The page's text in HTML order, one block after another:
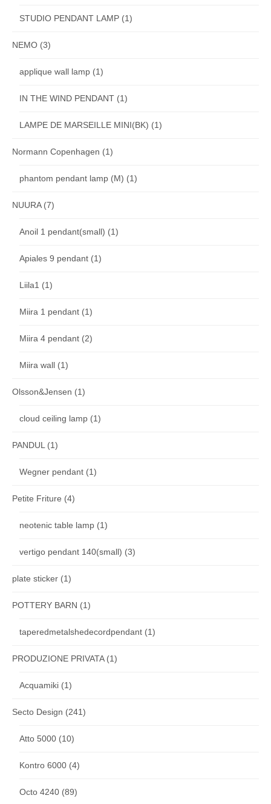
STUDIO PENDANT LAMP (1)
NEMO (3)
applique wall lamp (1)
IN THE WIND PENDANT (1)
LAMPE DE MARSEILLE MINI(BK) (1)
Normann Copenhagen (1)
phantom pendant lamp (M) (1)
NUURA(7)
Anoil 1 pendant(small) (1)
Apiales 9 pendant (1)
Liila1 (1)
Miira 1 pendant (1)
Miira 4 pendant (2)
Miira wall (1)
Olsson&Jensen (1)
cloud ceiling lamp (1)
PANDUL(1)
Wegner pendant (1)
Petite Friture (4)
neotenic table lamp (1)
vertigo pendant 140(small) (3)
plate sticker (1)
POTTERY BARN (1)
taperedmetalshedecordpendant (1)
PRODUZIONE PRIVATA(1)
Acquamiki (1)
Secto Design (241)
Atto 5000 (10)
Kontro 6000 (4)
Octo 4240 (89)